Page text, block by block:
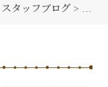
スタッフブログ > 師走